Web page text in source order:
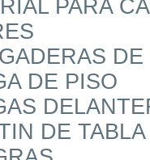
PARA
DE
DE PISO
DE TABLA